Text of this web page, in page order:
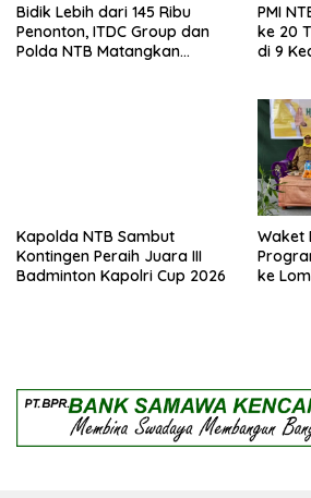
Bidik Lebih dari 145 Ribu
Penonton, ITDC Group dan
Polda NTB Matangkan
PMI
ke 20
di 9
Kapolda NTB Sambut
Kontingen Peraih Juara III
Badminton Kapolri Cup 2026
Waket
ke